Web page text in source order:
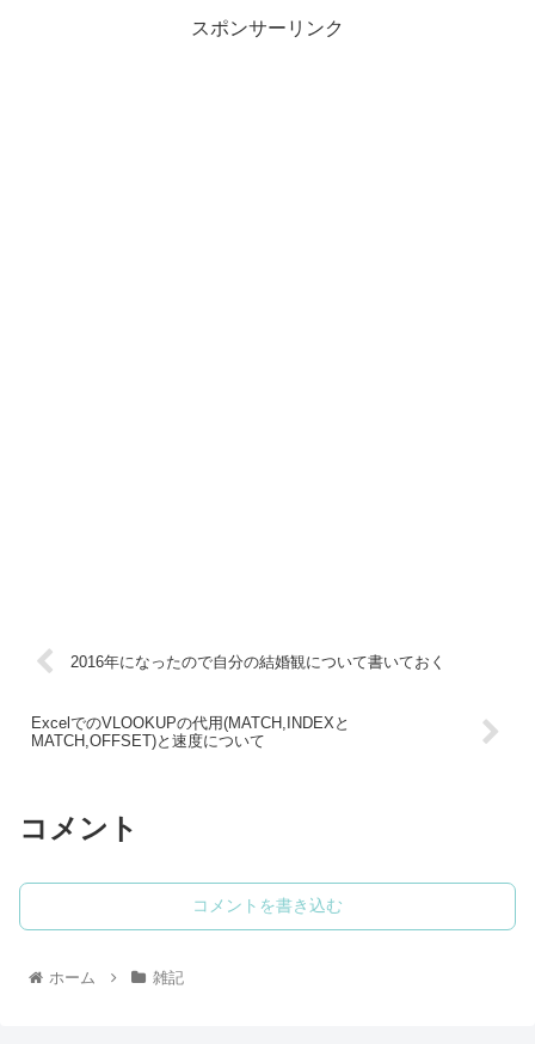
スポンサーリンク
2016年になったので自分の結婚観について書いておく
ExcelでのVLOOKUPの代用(MATCH,INDEXと
MATCH,OFFSET)と速度について
コメント
コメントを書き込む
ホーム 雑記